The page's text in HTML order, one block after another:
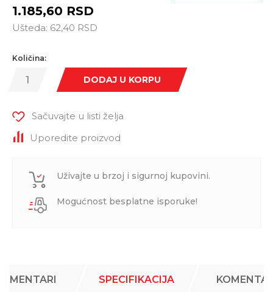
1.185,60 RSD
Ušteda: 62,40 RSD
Količina:
DODAJ U KORPU
Sačuvajte u listi želja
Uporedite proizvod
Uživajte u brzoj i sigurnoj kupovini.
Mogućnost besplatne isporuke!
SPECIFIKACIJA